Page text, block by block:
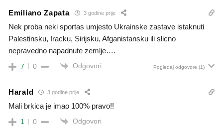
Emiliano Zapata 3 godine prije
Nek proba neki sportas umjesto Ukrainske zastave istaknuti
Palestinsku, Iracku, Sirijsku, Afganistansku ili slicno
nepravedno napadnute zemlje….
7 0 Odgovori Pogledaj odgovore (1)
Harald 3 godine prije
Mali brkica je imao 100% pravo!!
1 0 Odgovori